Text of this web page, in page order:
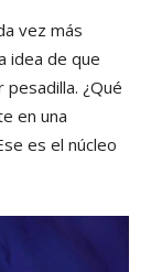
vez más
idea de que
¿Qué
en una
es el núcleo